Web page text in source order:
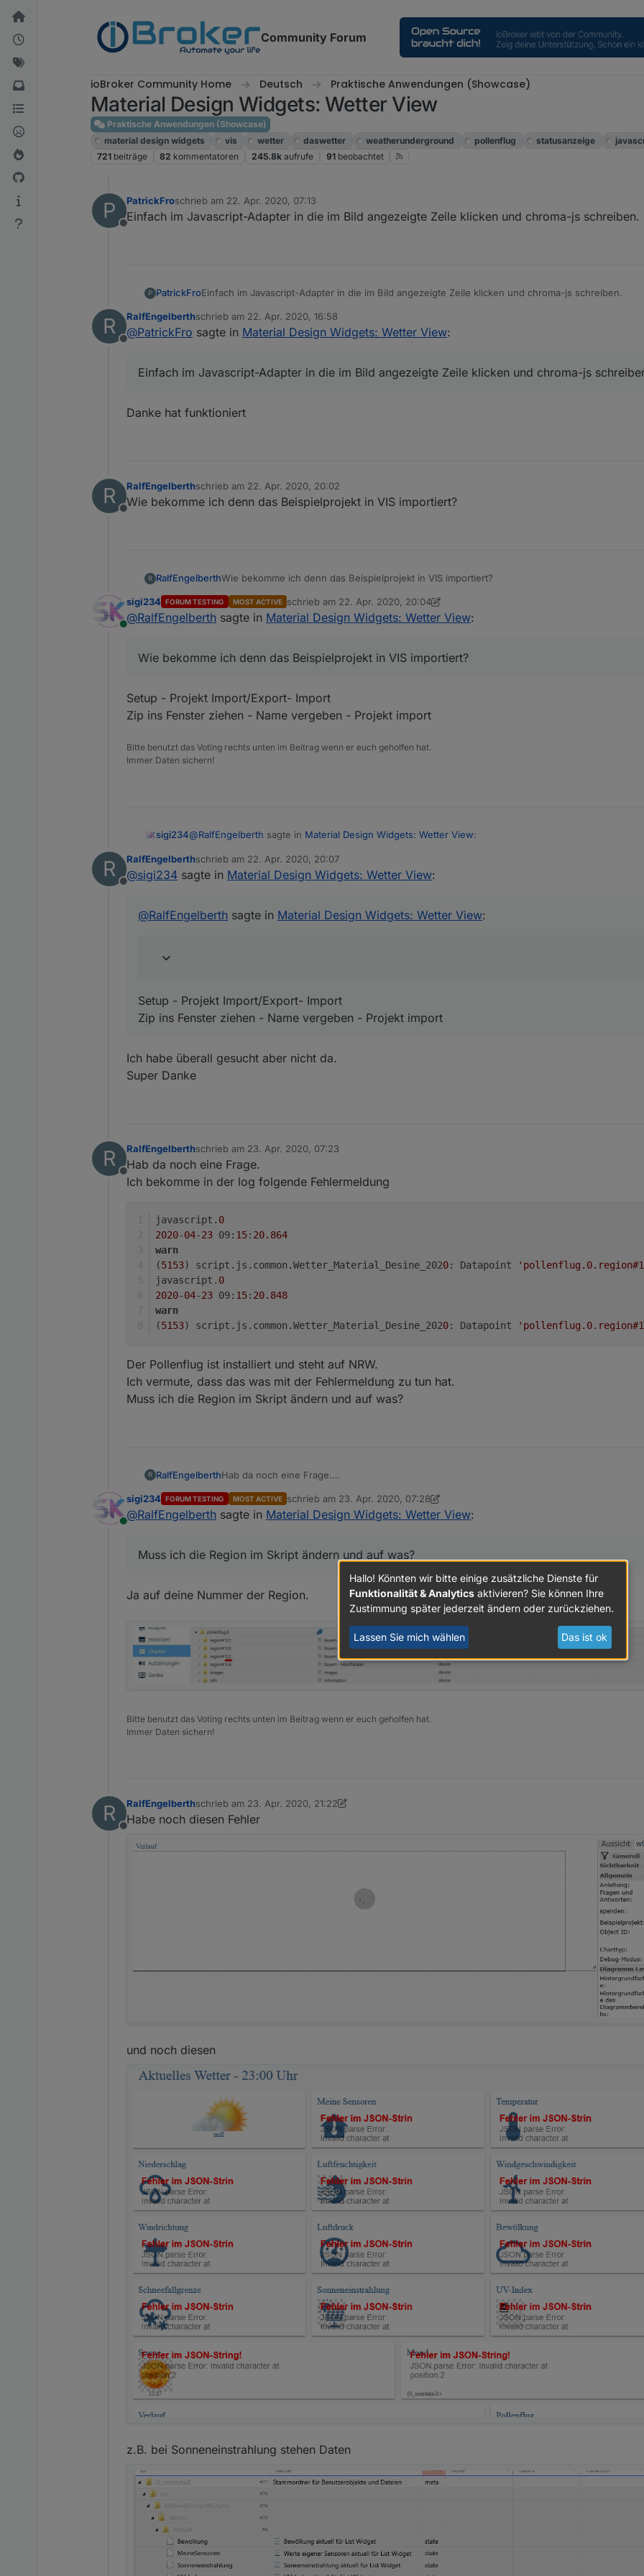
Weiter zum Inhalt
Community Forum
ioBroker Community Home Deutsch Praktische Anwendungen (Showcase)
Material Design Widgets: Wetter View
Praktische Anwendungen (Showcase)
material design widgets
vis wetter daswetter weatherunderground pollenflug statusanzeige
721 beiträge 82 kommentatoren 245.8k aufrufe 91 beobachtet
P
Offline
PatrickFroschrieb am 22. Apr. 2020, 07:13
zuletzt editiert von
Einfach im Javascript-Adapter in die im Bild angezeigte Zeile klicken und chroma-js schreiben.
P PatrickFroEinfach im Javascript-Adapter in die im Bild angezeigte Zeile klicken und chroma-js schreiben.
R
Offline
RalfEngelberthschrieb am 22. Apr. 2020, 16:58
zuletzt editiert von
@PatrickFro sagte in Material Design Widgets: Wetter View:
Einfach im Javascript-Adapter in die im Bild angezeigte Zeile klicken und chroma-js
Danke hat funktioniert
R
Offline
RalfEngelberthschrieb am 22. Apr. 2020, 20:02
zuletzt editiert von
Wie bekomme ich denn das Beispielprojekt in VIS importiert?
R RalfEngelberthWie bekomme ich denn das Beispielprojekt in VIS importiert?
Online
sigi234 FORUM TESTING MOST ACTIVE schrieb am 22. Apr. 2020, 20:04
zuletzt editiert von sigi234
@RalfEngelberth sagte in Material Design Widgets: Wetter View:
Wie bekomme ich denn das Beispielprojekt in VIS importiert?
Setup - Projekt Import/Export- Import
Zip ins Fenster ziehen - Name vergeben - Projekt import
Bitte benutzt das Voting rechts unten im Beitrag wenn er euch geholfen hat.
Immer Daten sichern!
sigi234@RalfEngelberth sagte in Material Design Widgets: Wetter View:
Wie bekomme ich denn das Beispielprojekt in VIS importiert?
Setup - Projekt Import/Export- Import
Zip ins Fenster ziehen - Name vergeben - Projekt import
R
Offline
RalfEngelberthschrieb am 22. Apr. 2020, 20:07
zuletzt editiert von
@sigi234 sagte in Material Design Widgets: Wetter View:
@RalfEngelberth sagte in Material Design Widgets: Wetter View:
Setup - Projekt Import/Export- Import
Zip ins Fenster ziehen - Name vergeben - Projekt import
Ich habe überall gesucht aber nicht da.
Super Danke
R
Offline
RalfEngelberthschrieb am 23. Apr. 2020, 07:23
zuletzt editiert von
Hab da noch eine Frage.
Ich bekomme in der log folgende Fehlermeldung
javascript. 0
2020-04-23 09: 15: 20.864
warn
(5153) script.js.common.Wetter_Material_Desine_2020: Datapoint
javascript. 0
2020-04-23 09: 15: 20.848
warn
(5153) script.js.common.Wetter_Material_Desine_2020: Datapoint
Der Pollenflug ist installiert und steht auf NRW.
Ich vermute, dass das was mit der Fehlermeldung zu tun hat.
Muss ich die Region im Skript ändern und auf was?
R RalfEngelberthHab da noch eine Frage.
javascript.0
2020-04-23 09:15:20.864
javascript.0
Muss ich die Region im Skript ändern und auf was?
Online
sigi234 FORUM TESTING MOST ACTIVE schrieb am 23. Apr. 2020, 07:28
zuletzt editiert von sigi234
@RalfEngelberth sagte in Material Design Widgets: Wetter View:
Muss ich die Region im Skript ändern und auf was?
Ja auf deine Nummer der Region.
Bitte benutzt das Voting rechts unten im Beitrag wenn er euch geholfen hat.
Immer Daten sichern!
R
Offline
RalfEngelberthschrieb am 23. Apr. 2020, 21:22
zuletzt editiert von Negalein
Habe noch diesen Fehler
und noch diesen
z.B. bei Sonneneinstrahlung stehen Daten
Hallo! Könnten wir bitte einige zusätzliche Dienste für
Funktionalität & Analytics aktivieren? Sie können Ihre
Zustimmung später jederzeit ändern oder zurückziehen.
Lassen Sie mich wählen Das ist ok